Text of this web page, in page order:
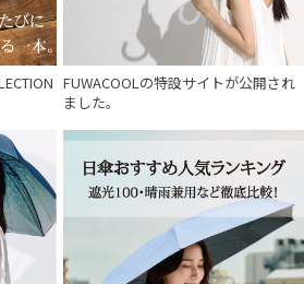
FUWACOOLの特設サイトが公開され
ました。